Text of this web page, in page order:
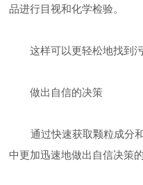
品进行目视和化学检验。
这样可以更轻松地找到污
做出自信的决策
通过快速获取颗粒成分和
中更加迅速地做出自信决策的